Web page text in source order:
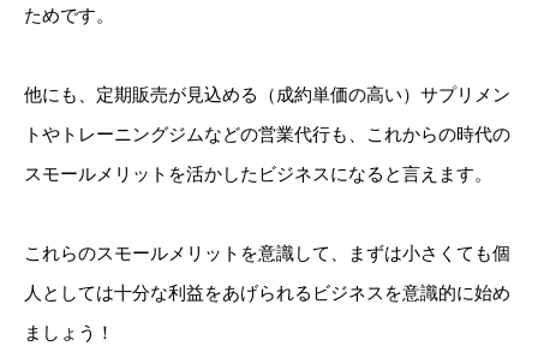
ためです。
他にも、定期販売が見込める（成約単価の高い）サプリメン
トやトレーニングジムなどの営業代行も、これからの時代の
スモールメリットを活かしたビジネスになると言えます。
これらのスモールメリットを意識して、まずは小さくても個
人としては十分な利益をあげられるビジネスを意識的に始め
ましょう！